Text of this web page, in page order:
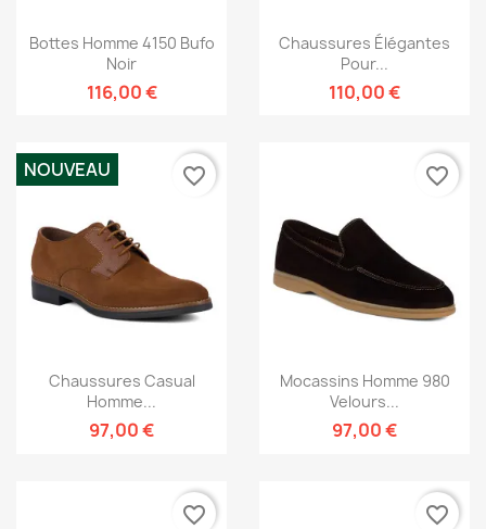
Bottes Homme 4150 Bufo
Noir
116,00 €
Chaussures Élégantes
Pour...
110,00 €
Chaussures Casual
Homme...
97,00 €
NOUVEAU favorite_border
Mocassins Homme 980
Velours...
97,00 €
favorite_border
favorite_border favorite_border